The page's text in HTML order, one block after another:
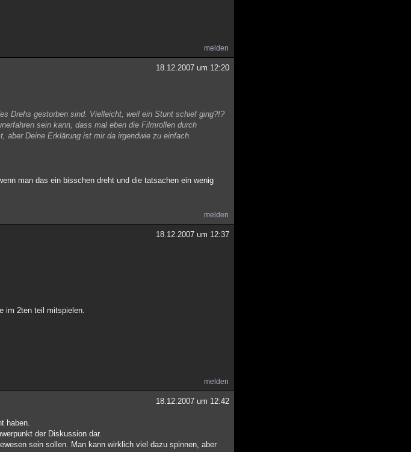
melden
18.12.2007 um 12:20
Drehs gestorben sind. Vielleicht, weil ein Stunt schief ging?!?
sein kann, dass mal eben die Filmrollen durch
aber Deine Erklärung ist mir da irgendwie zu einfach.
man das ein bisschen dreht und die tatsachen ein wenig
melden
18.12.2007 um 12:37
im 2ten teil mitspielen.
melden
18.12.2007 um 12:42
haben.
der Diskussion dar.
sein sollen. Man kann wirklich viel dazu spinnen, aber